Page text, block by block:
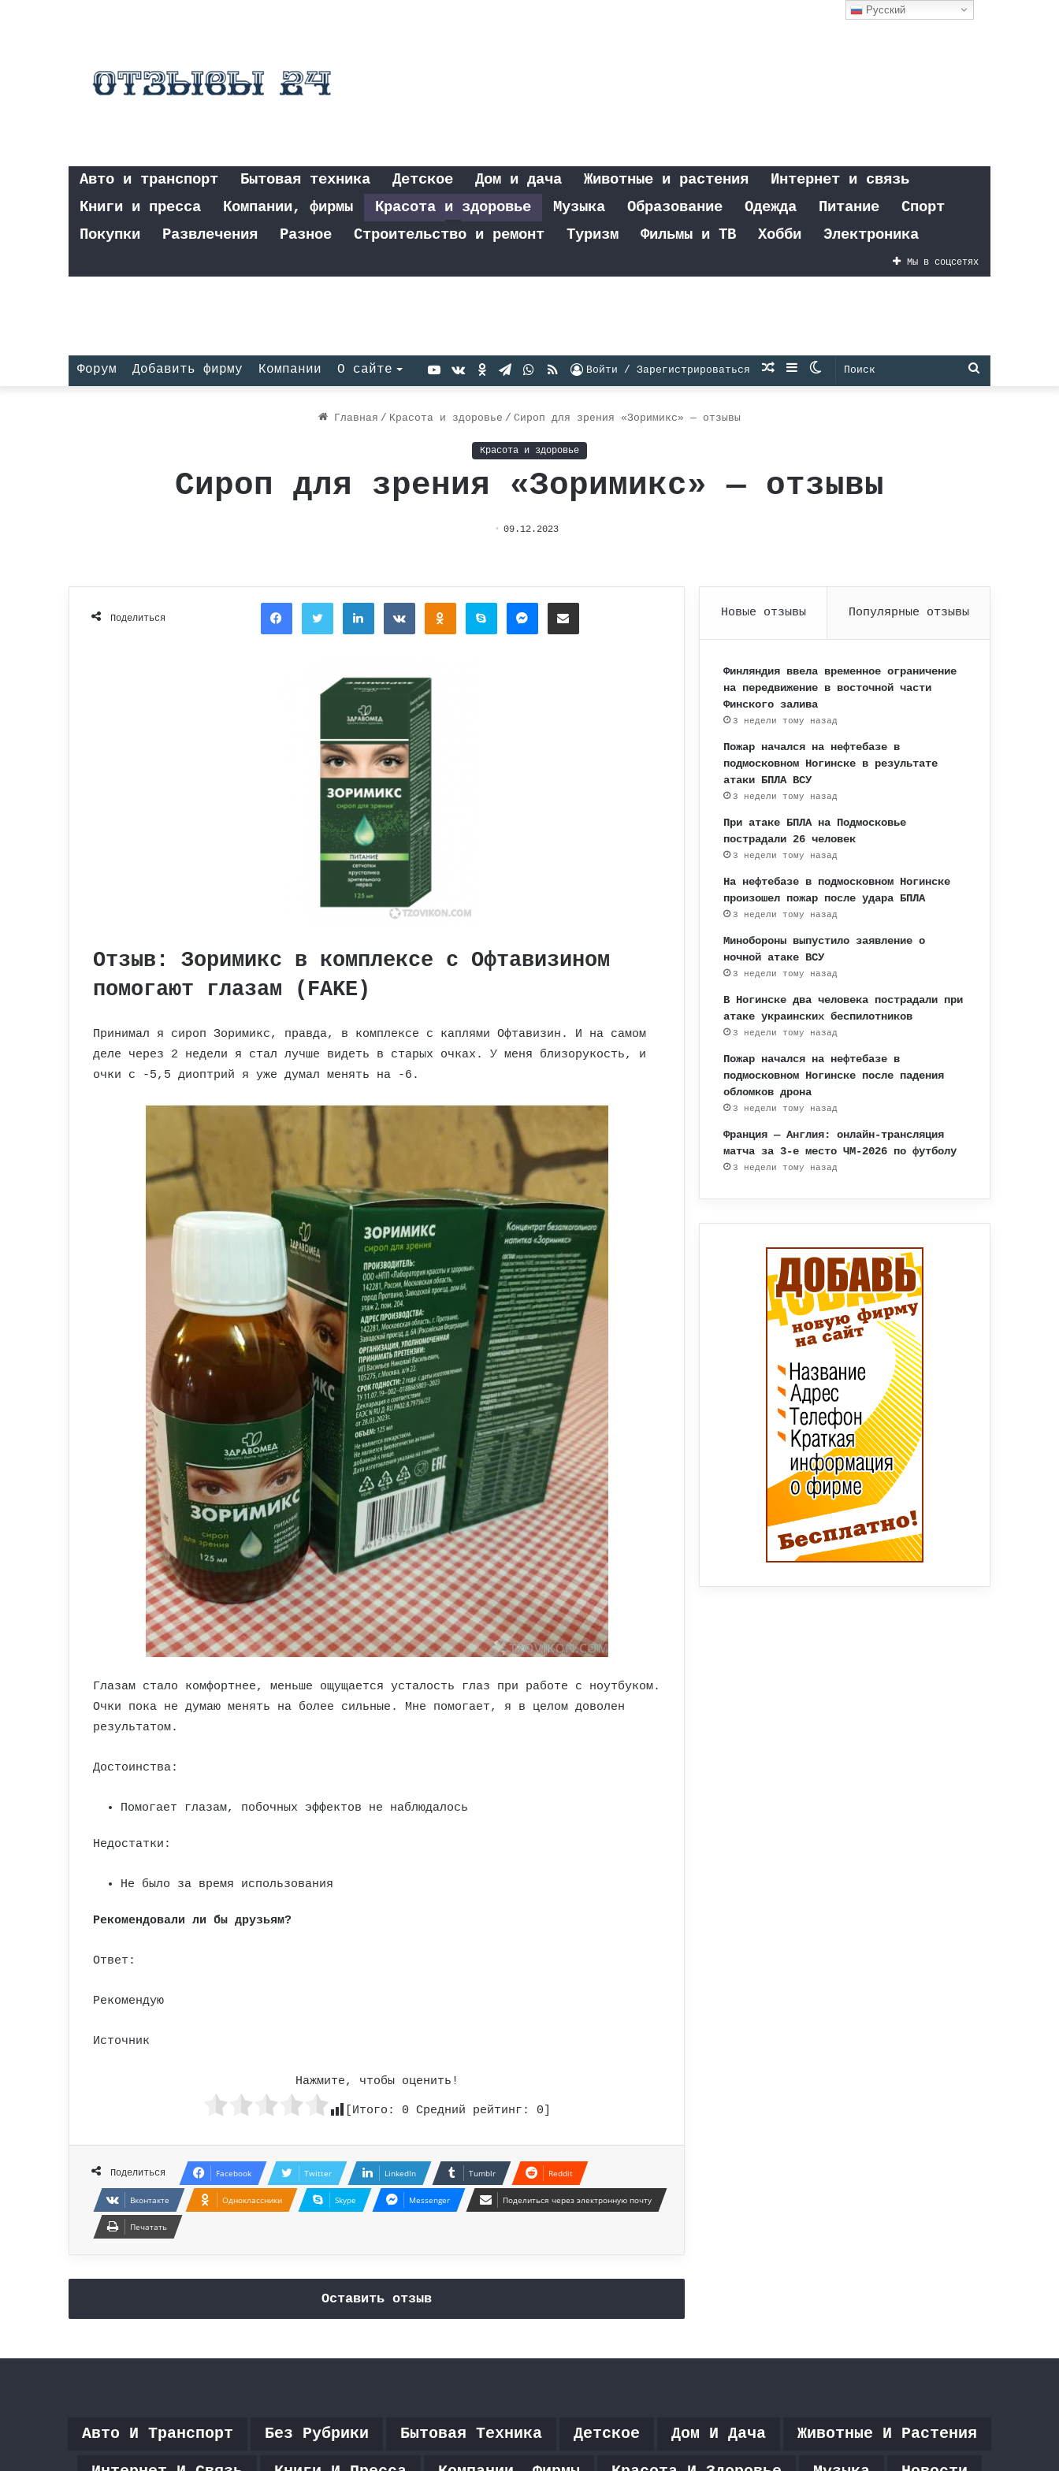
Авто и транспорт Бытовая техника Детское Дом и дача Животные и растения
Интернет и связь
Книги и пресса
Компании, фирмы Красота и здоровье Музыка Образование Одежда Питание
Спорт
Покупки
Развлечения Разное Строительство и ремонт Туризм Фильмы и ТВ Хобби Электроника
Мы в соцсетях
Форум Добавить фирму Компании О сайте Поиск
Switch
Sidebar
Случайная
Войти / Зарегистрироваться
RSS
WhatsApp
Telegram
Одноклассники
vk.com
YouTube
Главная / Красота и здоровье / Сироп для зрения «Зоримикс» — отзывы
Красота и здоровье
Сироп для зрения «Зоримикс» — отзывы
09.12.2023
Поделиться
FacebookTwitterLinkedInВконтактеОдноклассники
Skype MessengerПоделиться через электронную почту
Отзыв: Зоримикс в комплексе с Офтавизином
помогают глазам (FAKE)
Принимал я сироп Зоримикс, правда, в комплексе с каплями Офтавизин. И на самом
деле через 2 недели я стал лучше видеть в старых очках. У меня близорукость, и
очки с -5,5 диоптрий я уже думал менять на -6.
Глазам стало комфортнее, меньше ощущается усталость глаз при работе с ноутбуком.
Очки пока не думаю менять на более сильные. Мне помогает, я в целом доволен
результатом.
Достоинства:
Помогает глазам, побочных эффектов не наблюдалось
Недостатки:
Не было за время использования
Рекомендовали ли бы друзьям?
Ответ:
Рекомендую
Источник
Нажмите, чтобы оценить!
[Итого: 0 Средний рейтинг: 0
Поделиться Facebook Twitter LinkedIn Tumblr Reddit
Вконтакте Одноклассники Skype Messenger Поделиться через электронную почту
Печатать
Оставить отзыв
Новые отзывы Популярные отзывы
Финляндия ввела временное ограничение
на передвижение в восточной части
Финского залива
3 недели тому назад
Пожар начался на нефтебазе в
подмосковном Ногинске в результате
атаки БПЛА ВСУ
3 недели тому назад
При атаке БПЛА на Подмосковье
пострадали 26 человек
3 недели тому назад
На нефтебазе в подмосковном Ногинске
произошел пожар после удара БПЛА
3 недели тому назад
Минобороны выпустило заявление о
ночной атаке ВСУ
3 недели тому назад
В Ногинске два человека пострадали при
атаке украинских беспилотников
3 недели тому назад
Пожар начался на нефтебазе в
подмосковном Ногинске после падения
обломков дрона
3 недели тому назад
Франция — Англия: онлайн-трансляция
матча за 3-е место ЧМ-2026 по футболу
3 недели тому назад
Авто И Транспорт Без Рубрики Бытовая Техника Детское Дом И Дача Животные И Растения
Русский